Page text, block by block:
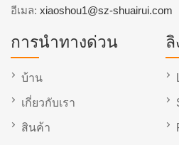
อีเมล: xiaoshou1@sz-shuairui.com
การนำทางด่วน
บ้าน
เกี่ยวกับเรา
สินค้า
ลิ